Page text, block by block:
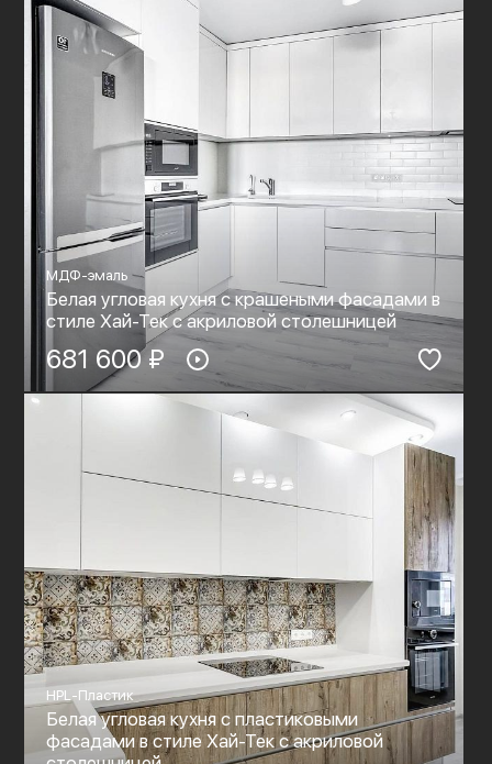
МДФ-эмаль
Белая угловая кухня с крашеными фасадами в
стиле Хай-Тек c акриловой столешницей
681 600 ₽
HPL-Пластик
Белая угловая кухня с пластиковыми
фасадами в стиле Хай-Тек c акриловой